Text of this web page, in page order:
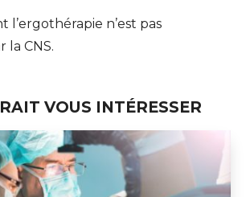
l’ergothérapie n’est pas
la CNS.
VOUS INTÉRESSER